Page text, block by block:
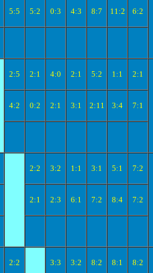
5:5 5:2 0:3 4:3 8:7 11:2 6:2
2:5 2:1 4:0 2:1 5:2 1:1 2:1
4:2 0:2 2:1 3:1 2:11 3:4 7:1
2:2 3:2 1:1 3:1 5:1 7:2
2:1 2:3 6:1 7:2 8:4 7:2
2:2 3:3 3:2 8:2 8:1 8:2